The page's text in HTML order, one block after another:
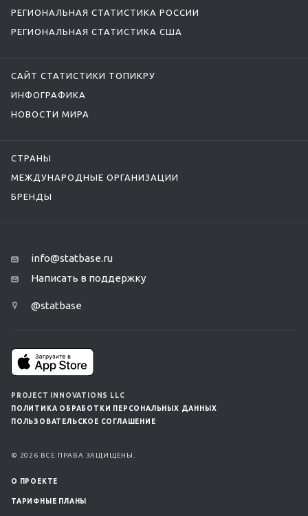
РЕГИОНАЛЬНАЯ СТАТИСТИКА РОССИИ
РЕГИОНАЛЬНАЯ СТАТИСТИКА США
САЙТ СТАТИСТИКИ ТОПИКРУ
ИНФОГРАФИКА
НОВОСТИ МИРА
СТРАНЫ
МЕЖДУНАРОДНЫЕ ОРГАНИЗАЦИИ
БРЕНДЫ
info@statbase.ru
Написать в поддержку
@statbase
PROJECT INNOVATIONS LLC
ПОЛИТИКА ОБРАБОТКИ ПЕРСОНАЛЬНЫХ ДАННЫХ
ПОЛЬЗОВАТЕЛЬСКОЕ СОГЛАШЕНИЕ
© 2026 ВСЕ ПРАВА ЗАЩИЩЕНЫ.
О ПРОЕКТЕ
ТАРИФНЫЕ ПЛАНЫ